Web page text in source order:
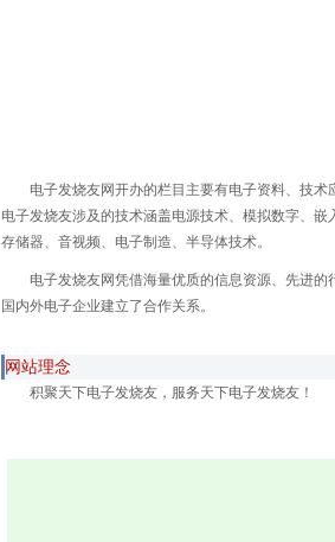
电子发烧友网开办的栏目主要有电子资料、技
电子发烧友涉及的技术涵盖电源技术、模拟数字、
存储器、音视频、电子制造、半导体技术。
电子发烧友网凭借海量优质的信息资源、先进
国内外电子企业建立了合作关系。
网站理念
积聚天下电子发烧友，服务天下电子发烧友！